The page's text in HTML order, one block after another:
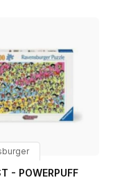
- POWERPUFF